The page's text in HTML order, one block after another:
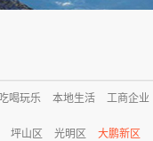
吃喝玩乐 本地生活 工商企业
坪山区 光明区 大鹏新区